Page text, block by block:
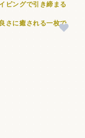
ピングで引き締まる
さに癒される一枚で